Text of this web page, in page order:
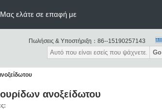
Μας ελάτε σε επαφή με
Πωλήσεις & Υποστήριξη： 86--15190257143
Go
ανοξείδωτου